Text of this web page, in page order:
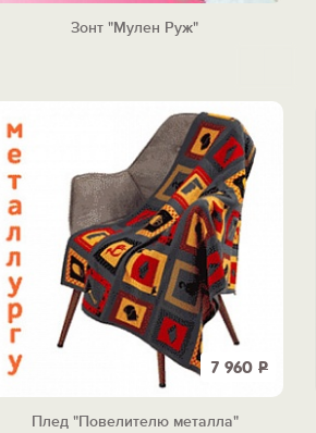
Зонт "Мулен Руж"
7 960 Р
Плед "Повелителю металла"